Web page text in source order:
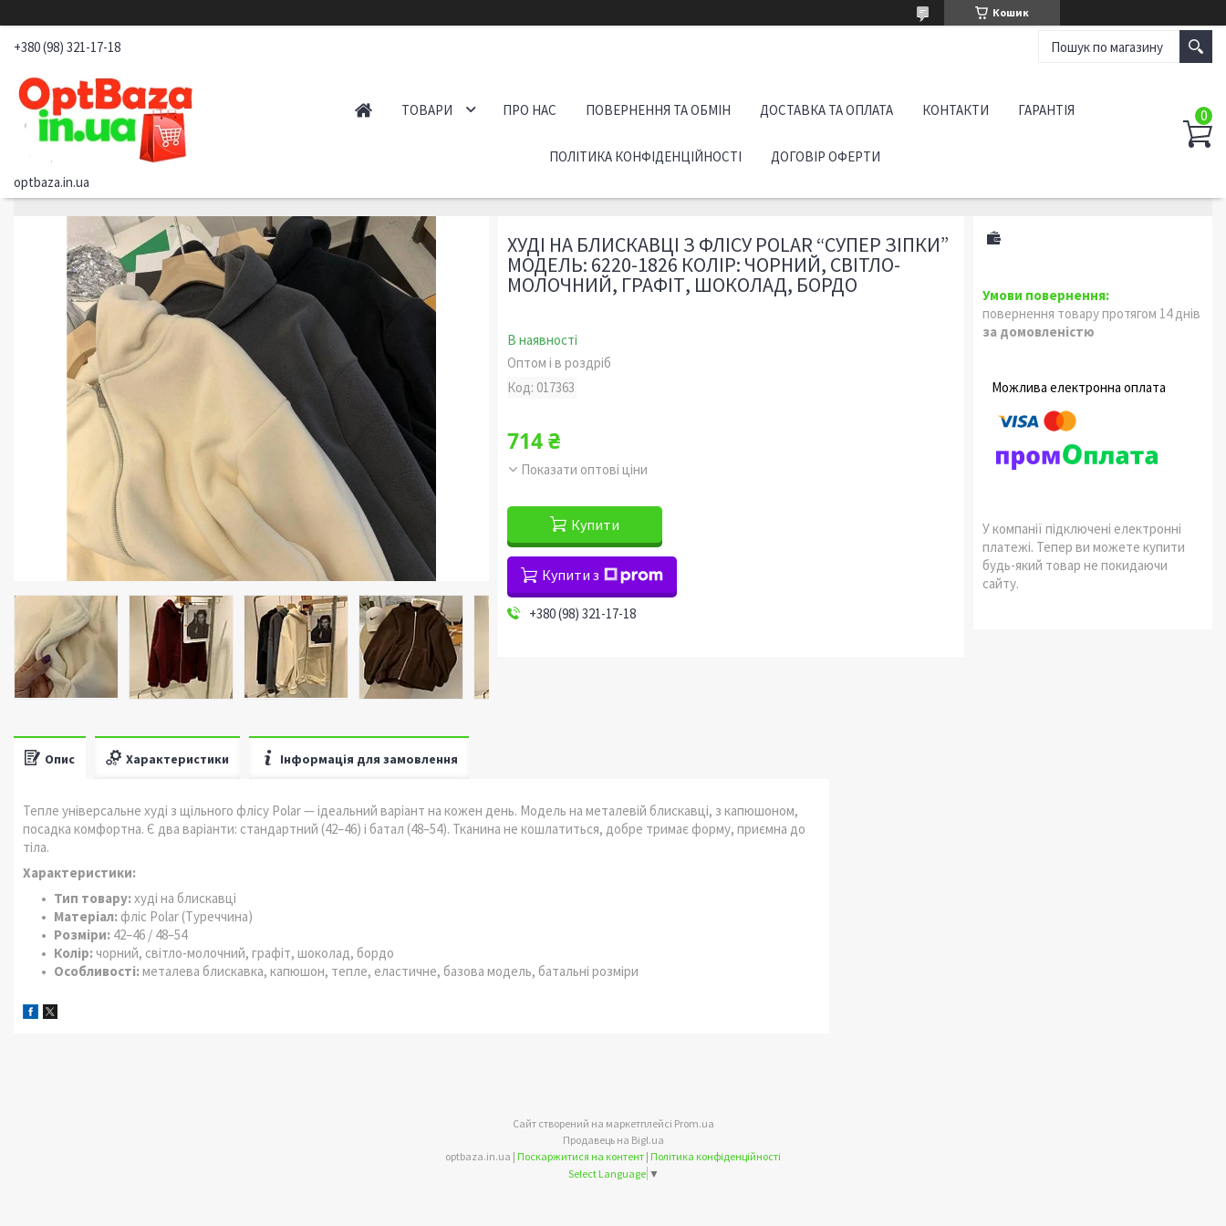
Кошик
+380 (98) 321-17-18
optbaza.in.ua
ТОВАРИ ПРО НАС ПОВЕРНЕННЯ ТА ОБМІН ДОСТАВКА ТА ОПЛАТА КОНТАКТИ ГАРАНТІЯ
ПОЛІТИКА КОНФІДЕНЦІЙНОСТІ ДОГОВІР ОФЕРТИ
ХУДІ НА БЛИСКАВЦІ З ФЛІСУ POLAR “СУПЕР ЗІПКИ”
МОДЕЛЬ: 6220-1826 КОЛІР: ЧОРНИЙ, СВІТЛО-
МОЛОЧНИЙ, ГРАФІТ, ШОКОЛАД, БОРДО
В наявності
Оптом і в роздріб
Код: 017363
714 ₴
Показати оптові ціни
Купити
Купити з
+380 (98) 321-17-18
повернення товару протягом 14 днів
за домовленістю
У компанії підключені електронні
платежі. Тепер ви можете купити
будь-який товар не покидаючи
сайту.
Опис Характеристики Інформація для замовлення
Тепле універсальне худі з щільного флісу Polar — ідеальний варіант на кожен день. Модель на металевій блискавці, з капюшоном,
посадка комфортна. Є два варіанти: стандартний (42–46) і батал (48–54). Тканина не кошлатиться, добре тримає форму, приємна до
тіла.
Характеристики:
Тип товару: худі на блискавці
Матеріал: фліс Polar (Туреччина)
Розміри: 42–46 / 48–54
Колір: чорний, світло-молочний, графіт, шоколад, бордо
Особливості: металева блискавка, капюшон, тепле, еластичне, базова модель, батальні розміри
Сайт створений на маркетплейсі Prom.ua
Продавець на Bigl.ua
optbaza.in.ua | Поскаржитися на контент | Політика конфіденційності
Select Language ▼